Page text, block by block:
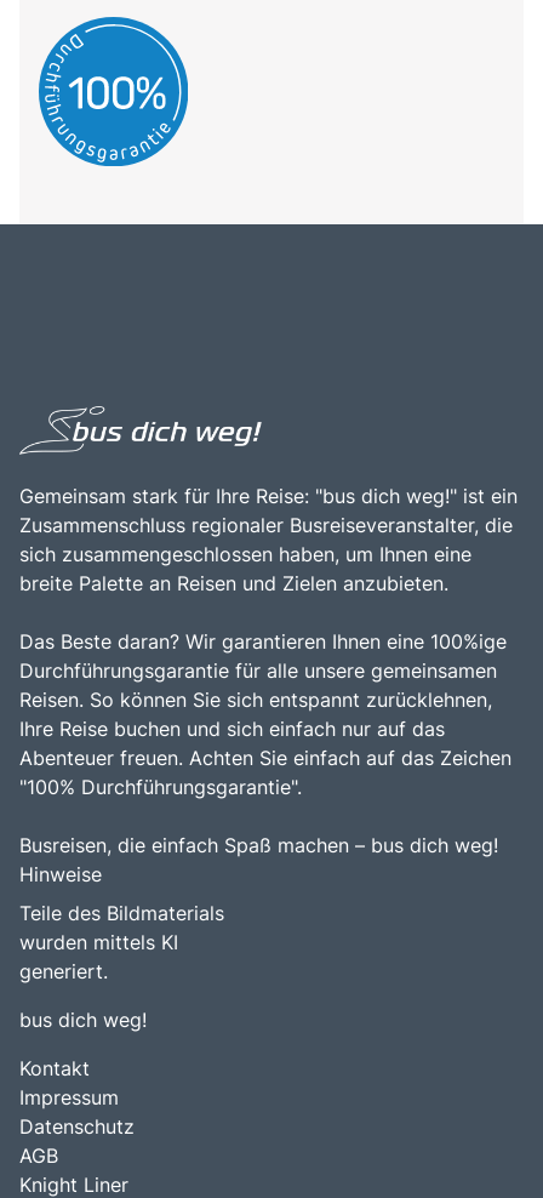
Gemeinsam stark für Ihre Reise: "bus dich weg!" ist ein
Zusammenschluss regionaler Busreiseveranstalter, die
sich zusammengeschlossen haben, um Ihnen eine
breite Palette an Reisen und Zielen anzubieten.
Das Beste daran? Wir garantieren Ihnen eine 100%ige
Durchführungsgarantie für alle unsere gemeinsamen
Reisen. So können Sie sich entspannt zurücklehnen,
Ihre Reise buchen und sich einfach nur auf das
Abenteuer freuen. Achten Sie einfach auf das Zeichen
"100% Durchführungsgarantie".
Busreisen, die einfach Spaß machen – bus dich weg!
Hinweise
Teile des Bildmaterials
wurden mittels KI
generiert.
bus dich weg!
Kontakt
Impressum
Datenschutz
AGB
Knight Liner